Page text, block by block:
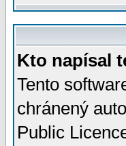
Kto napísal
Tento
chránený
Public